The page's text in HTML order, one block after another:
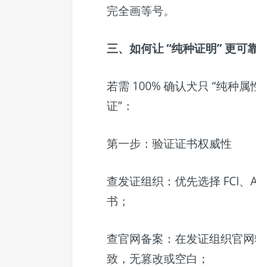
完全画等号。
三、如何让 “纯种证明” 更可
若需 100% 确认犬只 “纯种属
证”：
第一步：验证证书权威性
查发证组织：优先选择 FCI、
书；
查官网备案：在发证组织官
致，无篡改或空白；